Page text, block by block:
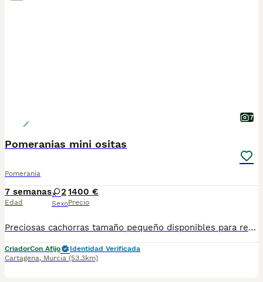
7
Pomeranias mini ositas
Pomerania
7 semanas
Edad
2
Sexo
1400 €
Precio
Preciosas cachorras tamaño pequeño disponibles para reservar. Mucho pelo y super chatas. Gran calidad y belleza. De carácter muy dulces e inteligentes. Se entregan vacunados, desparasitados, cartilla oficial y contrato de garantias víricas y congénitas. Posibilidad de envio a cualquier punto de España. 688973535 atiendo llamada y WhatsApp.
CriadorCon Afijo
Identidad Verificada
Cartagena, Murcia (53.3km)